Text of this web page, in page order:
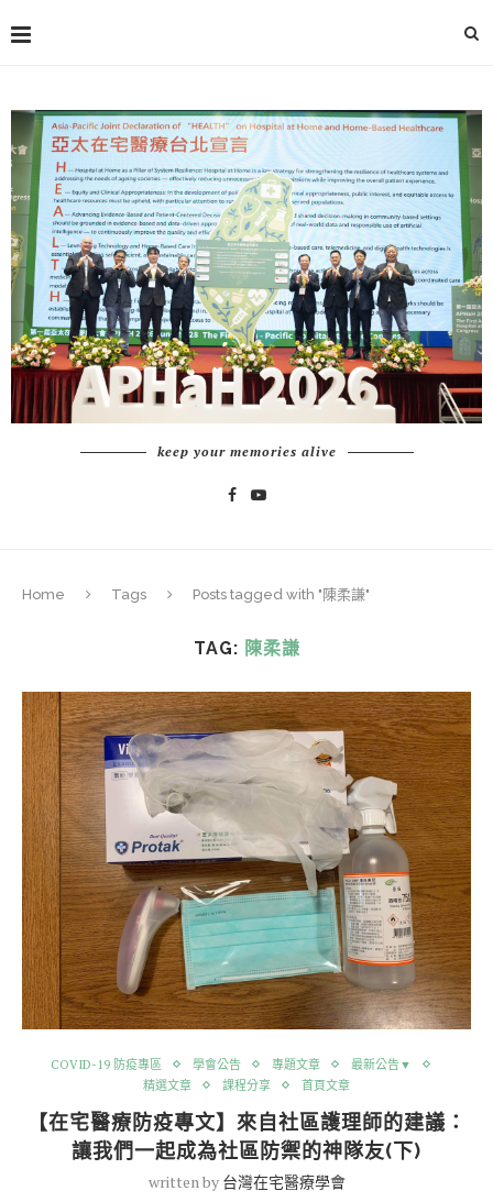
keep your memories alive
Home Tags Posts tagged with "陳柔謙"
TAG: 陳柔謙
COVID-19 防疫專區 學會公告 專題文章
最新公告▼
精選文章
課程分享 首頁文章
【在宅醫療防疫專文】來自社區護理師的建議：
讓我們一起成為社區防禦的神隊友(下)
written by 台灣在宅醫療學會